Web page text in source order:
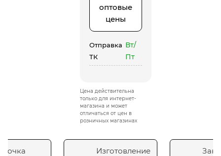
оптовые
цены
Отправка
ТК
Вт/
Пт
Цена действительна
только для интернет-
магазина и может
отличаться от цен в
розничных магазинах
Изготовление